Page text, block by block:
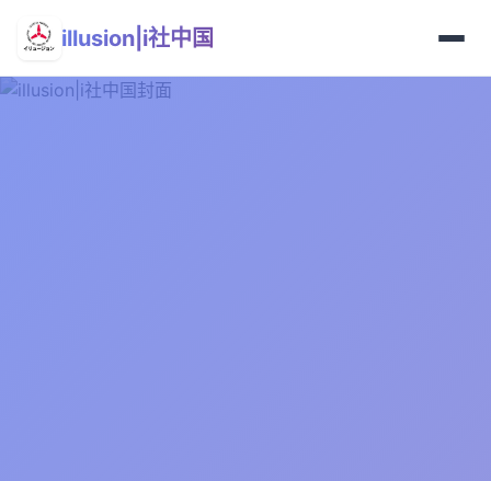
illusion|i社中国